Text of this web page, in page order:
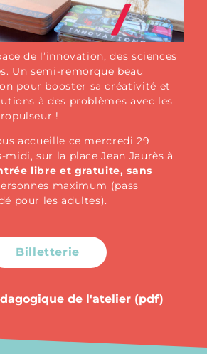
de l’innovation, des sciences
Un semi-remorque beau
pour booster sa créativité et
à des problèmes avec les
!
accueille ce mercredi 29
midi, sur la place Jean Jaurès à
libre et gratuite, sans
maximum (pass
pour les adultes).
Billetterie
de l'atelier (pdf)